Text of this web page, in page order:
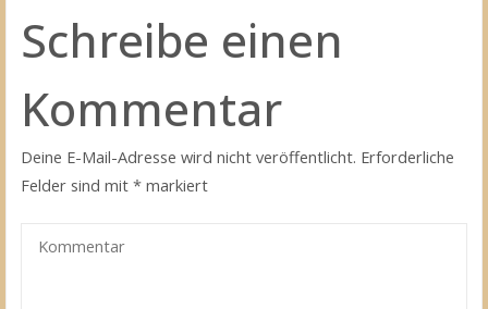
Schreibe einen
Kommentar
Deine E-Mail-Adresse wird nicht veröffentlicht. Erforderliche
Felder sind mit* markiert